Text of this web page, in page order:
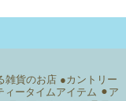
雑貨のお店 ●カントリー
ィータイムアイテム ⚫︎ア